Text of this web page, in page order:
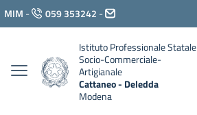
Vai ai contenuti
Vai al menu di navigazione
Vai al footer
MIM - 059 353242 -
Istituto Professionale Statale
Socio-Commerciale-
Artigianale
Cattaneo - Deledda
Modena